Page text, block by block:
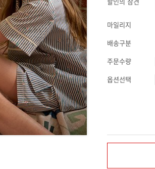
할인의 참견
마일리지
배송구분
주문수량
옵션선택